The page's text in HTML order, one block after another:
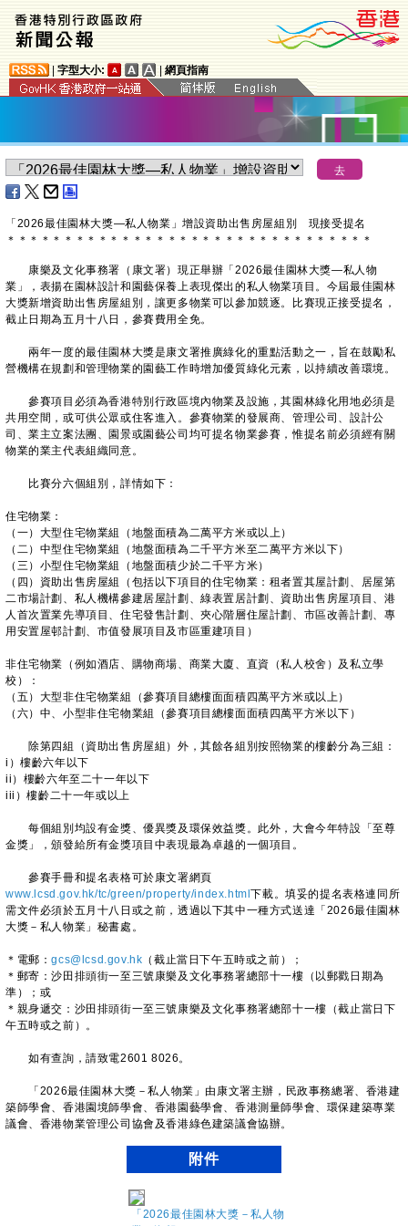
字型大小: 網頁指南
「2026最佳園林大獎—私人物業」增設資助出售房屋組別 現接受提名
＊ ＊ ＊ ＊ ＊ ＊ ＊ ＊ ＊ ＊ ＊ ＊ ＊ ＊ ＊ ＊ ＊ ＊ ＊ ＊ ＊ ＊ ＊ ＊ ＊ ＊ ＊ ＊ ＊ ＊ ＊ ＊
康樂及文化事務署（康文署）現正舉辦「2026最佳園林大獎—私人物
業」，表揚在園林設計和園藝保養上表現傑出的私人物業項目。今屆最佳園林
大獎新增資助出售房屋組別，讓更多物業可以參加競逐。比賽現正接受提名，
截止日期為五月十八日，參賽費用全免。
兩年一度的最佳園林大獎是康文署推廣綠化的重點活動之一，旨在鼓勵私
營機構在規劃和管理物業的園藝工作時增加優質綠化元素，以持續改善環境。
參賽項目必須為香港特別行政區境內物業及設施，其園林綠化用地必須是
共用空間，或可供公眾或住客進入。參賽物業的發展商、管理公司、設計公
司、業主立案法團、園景或園藝公司均可提名物業參賽，惟提名前必須經有關
物業的業主代表組織同意。
比賽分六個組別，詳情如下：
住宅物業：
（一）大型住宅物業組（地盤面積為二萬平方米或以上）
（二）中型住宅物業組（地盤面積為二千平方米至二萬平方米以下）
（三）小型住宅物業組（地盤面積少於二千平方米）
（四）資助出售房屋組（包括以下項目的住宅物業：租者置其屋計劃、居屋第
二市場計劃、私人機構參建居屋計劃、綠表置居計劃、資助出售房屋項目、港
人首次置業先導項目、住宅發售計劃、夾心階層住屋計劃、市區改善計劃、專
用安置屋邨計劃、市值發展項目及市區重建項目）
非住宅物業（例如酒店、購物商場、商業大廈、直資（私人校舍）及私立學
校）：
（五）大型非住宅物業組（參賽項目總樓面面積四萬平方米或以上）
（六）中、小型非住宅物業組（參賽項目總樓面面積四萬平方米以下）
除第四組（資助出售房屋組）外，其餘各組別按照物業的樓齡分為三組：
i）樓齡六年以下
ii）樓齡六年至二十一年以下
iii）樓齡二十一年或以上
每個組別均設有金獎、優異獎及環保效益獎。此外，大會今年特設「至尊
金獎」，頒發給所有金獎項目中表現最為卓越的一個項目。
參賽手冊和提名表格可於康文署網頁
www.lcsd.gov.hk/tc/green/property/index.html下載。填妥的提名表格連同所
需文件必須於五月十八日或之前，透過以下其中一種方式送達「2026最佳園林
大獎－私人物業」秘書處。
＊電郵：gcs@lcsd.gov.hk （截止當日下午五時或之前）；
＊郵寄：沙田排頭街一至三號康樂及文化事務署總部十一樓（以郵戳日期為
準）；或
＊親身遞交：沙田排頭街一至三號康樂及文化事務署總部十一樓（截止當日下
午五時或之前）。
如有查詢，請致電2601 8026。
「2026最佳園林大獎－私人物業」由康文署主辦，民政事務總署、香港建
築師學會、香港園境師學會、香港園藝學會、香港測量師學會、環保建築專業
議會、香港物業管理公司協會及香港綠色建築議會協辦。
附件
「2026最佳園林大獎－私人物